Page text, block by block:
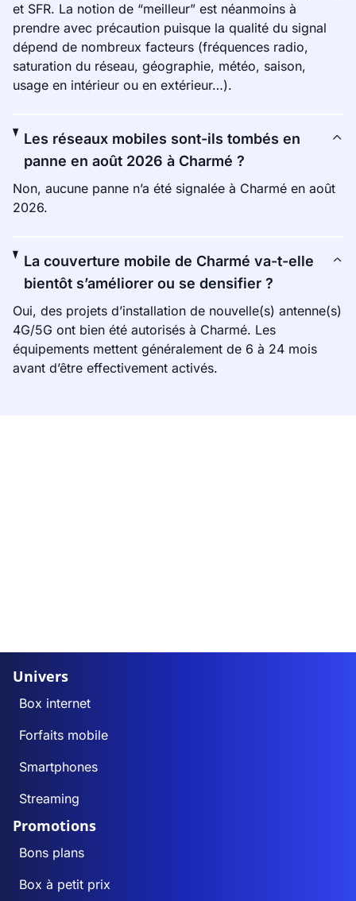
et SFR. La notion de “meilleur” est néanmoins à
prendre avec précaution puisque la qualité du signal
dépend de nombreux facteurs (fréquences radio,
saturation du réseau, géographie, météo, saison,
usage en intérieur ou en extérieur…).
Les réseaux mobiles sont-ils tombés en
panne en août 2026 à Charmé ?
Non, aucune panne n’a été signalée à Charmé en août
2026.
La couverture mobile de Charmé va-t-elle
bientôt s’améliorer ou se densifier ?
Oui, des projets d’installation de nouvelle(s) antenne(s)
4G/5G ont bien été autorisés à Charmé. Les
équipements mettent généralement de 6 à 24 mois
avant d’être effectivement activés.
Univers
Box internet
Forfaits mobile
Smartphones
Streaming
Promotions
Bons plans
Box à petit prix